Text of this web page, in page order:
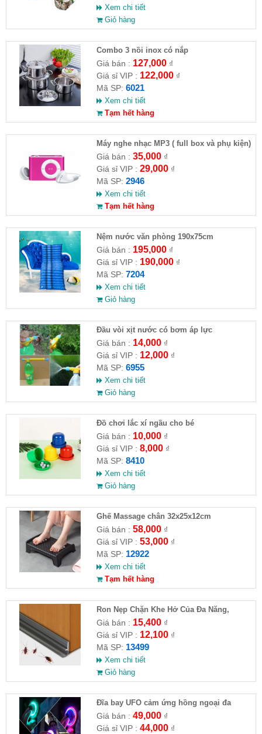
Xem chi tiết
Giỏ hàng
Combo 3 nồi inox có nắp
Giá bán : 127,000₫
Giá sỉ VIP : 122,000₫
Mã SP: 6021
Xem chi tiết
Tạm hết hàng
Máy nghe nhạc MP3 ( full box và phụ kiện)
Giá bán : 35,000₫
Giá sỉ VIP : 29,000₫
Mã SP: 2946
Xem chi tiết
Tạm hết hàng
Nệm nước văn phòng 190x75cm
Giá bán : 195,000₫
Giá sỉ VIP : 190,000₫
Mã SP: 7204
Xem chi tiết
Giỏ hàng
Đầu vòi xịt nước có bơm áp lực
Giá bán : 14,000₫
Giá sỉ VIP : 12,000₫
Mã SP: 6955
Xem chi tiết
Giỏ hàng
Đồ chơi lắc xí ngầu cho bé
Giá bán : 10,000₫
Giá sỉ VIP : 8,000₫
Mã SP: 8410
Xem chi tiết
Giỏ hàng
Ghế Massage chân 32x25x12cm
Giá bán : 58,000₫
Giá sỉ VIP : 53,000₫
Mã SP: 12922
Xem chi tiết
Tạm hết hàng
Ron Nẹp Chặn Khe Hở Của Đa Năng,
Chống Côn Trùng( HĐ )
Giá bán : 15,400₫
Giá sỉ VIP : 12,100₫
Mã SP: 13499
Xem chi tiết
Giỏ hàng
Đĩa bay UFO cảm ứng hồng ngoại đa
chiều tự động bay về
Giá bán : 49,000₫
Giá sỉ VIP : 44,000₫